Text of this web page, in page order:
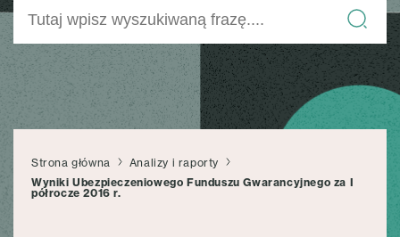
Strona główna
Analizy i raporty
Wyniki Ubezpieczeniowego Funduszu Gwarancyjnego za I
półrocze 2016 r.